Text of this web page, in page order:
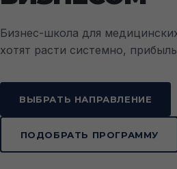
Бизнес-школа для
хотят расти системно,
ВЫБРАТЬ НАПРАВЛЕНИЕ
ПОДОБРАТЬ ПРОГРАММУ